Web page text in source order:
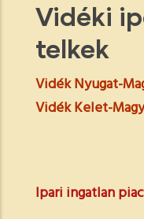
Vidéki
telkek
Vidék Nyugat-
Vidék Kelet-
Ipari ingatlan